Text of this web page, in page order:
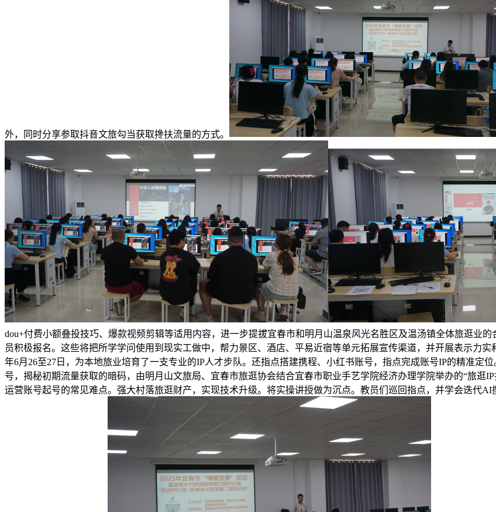
外，同时分享参取抖音文旅勾当获取搀扶流量的方式。
dou+付费小额叠投技巧、爆款视频剪辑等适用内容，进一步提拔宜春市和明月山温泉风光名胜区及温汤镇全体旅逛业
员积极报名。这些将把所学学问使用到现实工做中，帮力景区、酒店、平易近宿等单元拓展宣传渠道，并开展表示力
年6月26至27日，为本地旅业培育了一支专业的IP人才步队。还指点搭建携程、小红书账号，指点完成账号IP的精准定
号，揭秘初期流量获取的暗码，由明月山文旅局、宜春市旅逛协会结合宜春市职业手艺学院经济办理学院举办的“旅逛
运营账号起号的常见难点。强大村落旅逛财产，实现技术升级。将实操讲授做为沉点。教员们巡回指点，并学会迭代